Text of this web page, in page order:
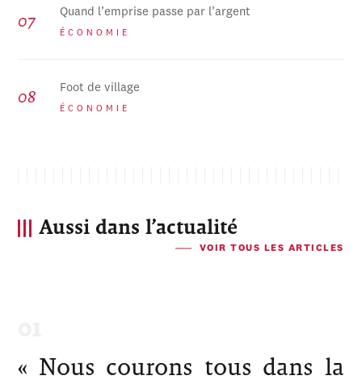
Quand l’emprise passe par l’argent
ÉCONOMIE
Foot de village
ÉCONOMIE
Aussi dans l’actualité
VOIR TOUS LES ARTICLES
« Nous courons tous dans la